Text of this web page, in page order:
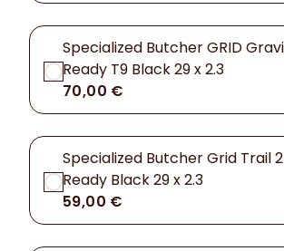
Specialized Butcher GRID
Ready T9 Black 29 x 2.3
70,00 €
Specialized Butcher Grid Trail
Ready Black 29 x 2.3
59,00 €